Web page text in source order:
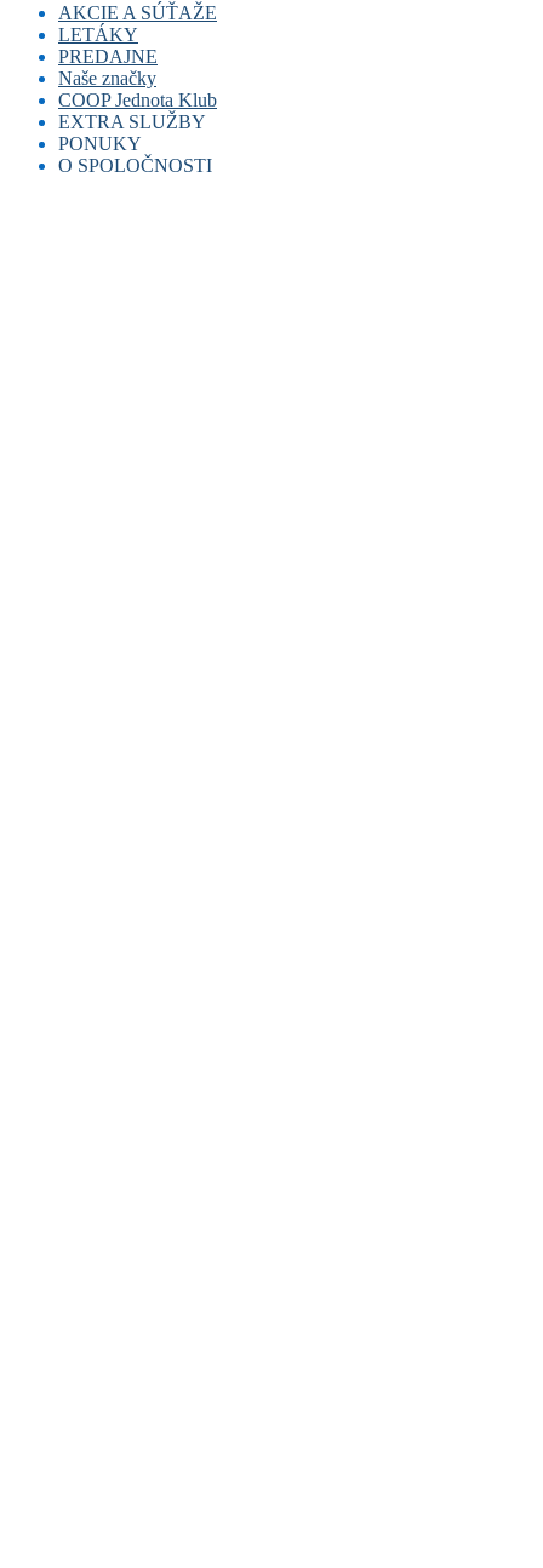
AKCIE A SÚŤAŽE
LETÁKY
PREDAJNE
Naše značky
COOP Jednota Klub
EXTRA SLUŽBY
E-coop
COOPKasa
PONUKY
Pracovná ponuka
O SPOLOČNOSTI